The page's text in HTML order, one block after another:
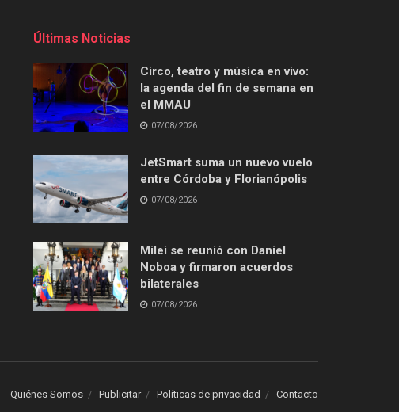
Últimas Noticias
Circo, teatro y música en vivo:
la agenda del fin de semana en
el MMAU
07/08/2026
JetSmart suma un nuevo vuelo
entre Córdoba y Florianópolis
07/08/2026
Milei se reunió con Daniel
Noboa y firmaron acuerdos
bilaterales
07/08/2026
Quiénes Somos Publicitar Políticas de privacidad Contacto